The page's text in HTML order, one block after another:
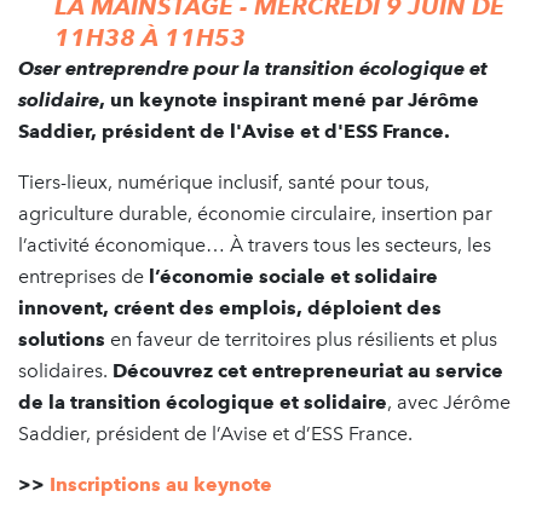
LA MAINSTAGE - MERCREDI 9 JUIN DE
11H38 À 11H53
Oser entreprendre pour la transition écologique et
solidaire, un keynote inspirant mené par Jérôme
Saddier, président de l'Avise et d'ESS France.
Tiers-lieux, numérique inclusif, santé pour tous,
agriculture durable, économie circulaire, insertion par
l’activité économique… À travers tous les secteurs, les
entreprises de l’économie sociale et solidaire
innovent, créent des emplois, déploient des
solutions en faveur de territoires plus résilients et plus
solidaires. Découvrez cet entrepreneuriat au service
de la transition écologique et solidaire, avec Jérôme
Saddier, président de l’Avise et d’ESS France.
>> Inscriptions au keynote